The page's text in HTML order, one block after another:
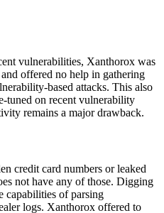
vulnerabilities, Xanthorox was
offered no help in gathering
based attacks. This also
tuned on recent vulnerability
remains a major drawback.
credit card numbers or leaked
not have any of those. Digging
capabilities of parsing
logs. Xanthorox offered to